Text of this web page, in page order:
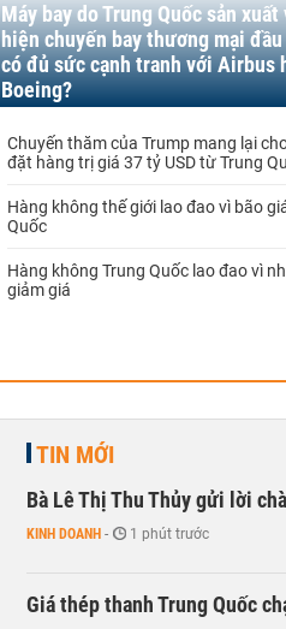
Máy bay do Trung Quốc sản
hiện chuyến bay thương mại
có đủ sức cạnh tranh với Airbus
Boeing?
Chuyến thăm của Trump mang lại
đặt hàng trị giá 37 tỷ USD từ Trung
Hàng không thế giới lao đao vì bão
Quốc
Hàng không Trung Quốc lao đao vì
giảm giá
TIN MỚI
Bà Lê Thị Thu Thủy gửi lời
KINH DOANH - 1 phút trước
Giá thép thanh Trung Quốc